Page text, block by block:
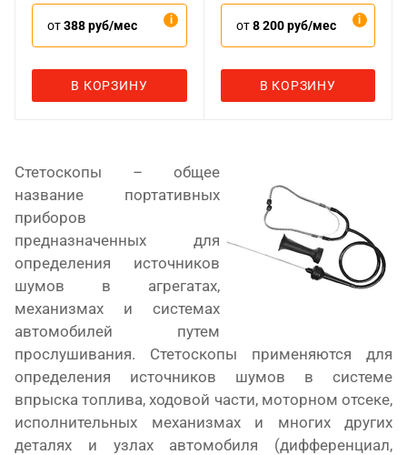
от388 руб/мес
В КОРЗИНУ
от8 200 руб/мес
В КОРЗИНУ
Стетоскопы – общее
название портативных
приборов
предназначенных для
определения источников
шумов в агрегатах,
механизмах и системах
автомобилей путем
прослушивания. Стетоскопы применяются для
определения источников шумов в системе
впрыска топлива, ходовой части, моторном отсеке,
исполнительных механизмах и многих других
деталях и узлах автомобиля (дифференциал,